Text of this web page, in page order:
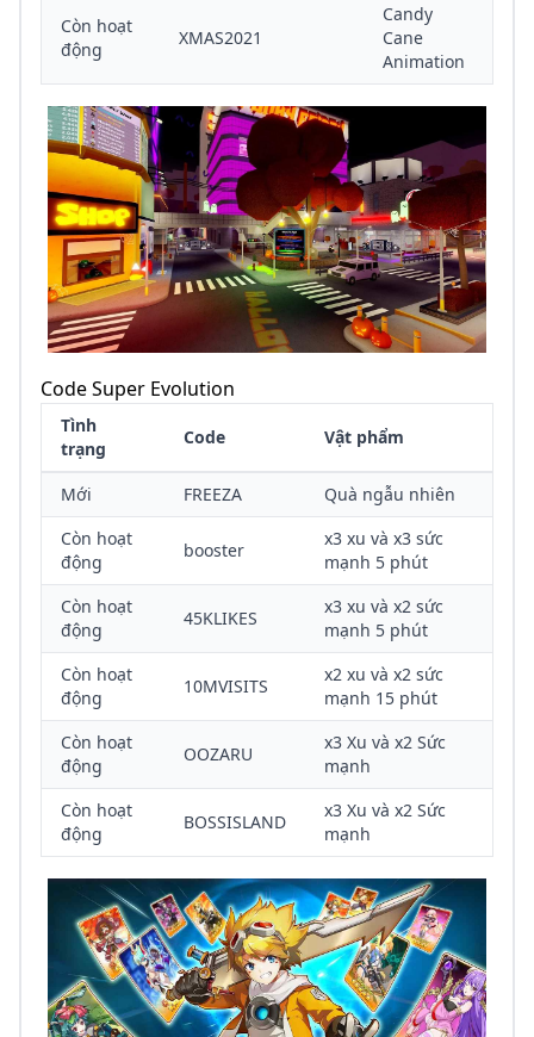
Còn hoạt
động
XMAS2021
Candy
Cane
Animation
Code Super Evolution
Tình
trạng
Code Vật phẩm
Mới FREEZA
Quà ngẫu nhiên
Còn hoạt
động
booster
x3 xu và x3 sức
mạnh 5 phút
Còn hoạt
động
45KLIKES
x3 xu và x2 sức
mạnh 5 phút
Còn hoạt
động
10MVISITS
x2 xu và x2 sức
mạnh 15 phút
Còn hoạt
động
OOZARU
x3 Xu và x2 Sức
mạnh
Còn hoạt
động
BOSSISLAND
x3 Xu và x2 Sức
mạnh